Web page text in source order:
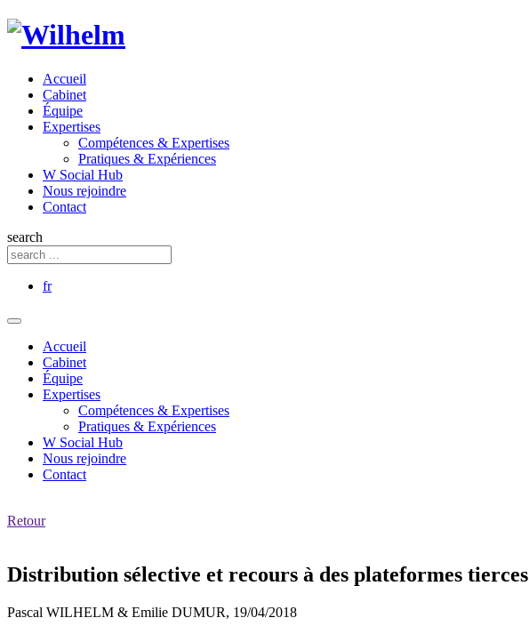
Accueil
Cabinet
Équipe
Expertises
Compétences & Expertises
Pratiques & Expériences
W Social Hub
Nous rejoindre
Contact
search
fr
Accueil
Cabinet
Équipe
Expertises
Compétences & Expertises
Pratiques & Expériences
W Social Hub
Nous rejoindre
Contact
Retour
Distribution sélective et recours à des plateformes tierces
Pascal WILHELM & Emilie DUMUR, 19/04/2018